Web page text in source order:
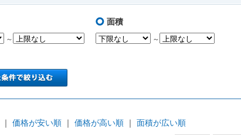
～
面積
～
｜ 価格が安い順 ｜ 価格が高い順 ｜ 面積が広い順